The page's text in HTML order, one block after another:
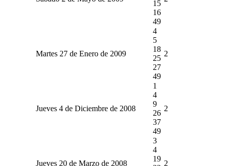
15
16
49
Martes 27 de Enero de 2009
4
5
18
25
27
49
2
Jueves 4 de Diciembre de 2008
1
4
9
26
37
49
2
Jueves 20 de Marzo de 2008
3
4
19
2